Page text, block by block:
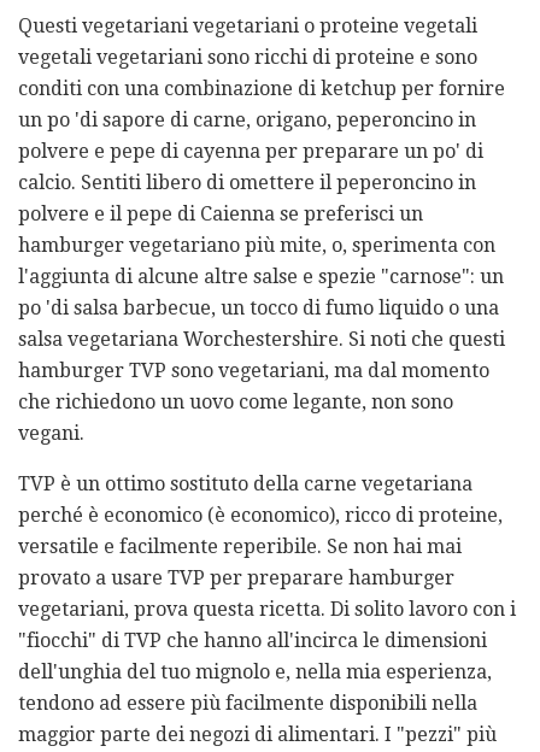
Questi vegetariani vegetariani o proteine ​​vegetali
vegetali vegetariani sono ricchi di proteine ​​e sono
conditi con una combinazione di ketchup per fornire
un po 'di sapore di carne, origano, peperoncino in
polvere e pepe di cayenna per preparare un po' di
calcio. Sentiti libero di omettere il peperoncino in
polvere e il pepe di Caienna se preferisci un
hamburger vegetariano più mite, o, sperimenta con
l'aggiunta di alcune altre salse e spezie "carnose": un
po 'di salsa barbecue, un tocco di fumo liquido o una
salsa vegetariana Worchestershire. Si noti che questi
hamburger TVP sono vegetariani, ma dal momento
che richiedono un uovo come legante, non sono
vegani.
TVP è un ottimo sostituto della carne vegetariana
perché è economico (è economico), ricco di proteine,
versatile e facilmente reperibile. Se non hai mai
provato a usare TVP per preparare hamburger
vegetariani, prova questa ricetta. Di solito lavoro con i
"fiocchi" di TVP che hanno all'incirca le dimensioni
dell'unghia del tuo mignolo e, nella mia esperienza,
tendono ad essere più facilmente disponibili nella
maggior parte dei negozi di alimentari. I "pezzi" più